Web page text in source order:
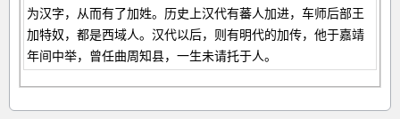
为汉字，从而有了加姓。历史上汉代有蕃人加进，车师后部王
加特奴，都是西域人。汉代以后，则有明代的加传，他于嘉靖
年间中举，曾任曲周知县，一生未请托于人。